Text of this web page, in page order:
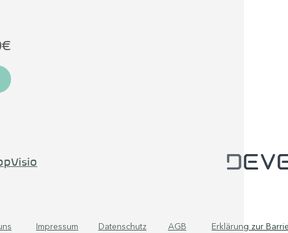
Impressum Datenschutz AGB Erklärung zur